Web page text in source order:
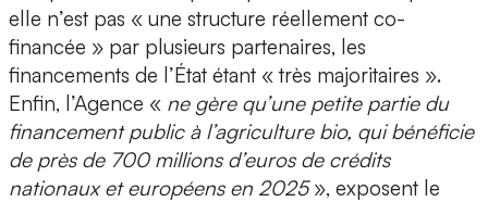
elle n’est pas « une structure réellement co-
financée » par plusieurs partenaires, les
financements de l’État étant « très majoritaires ».
Enfin, l’Agence « ne gère qu’une petite partie du
financement public à l’agriculture bio, qui bénéficie
de près de 700 millions d’euros de crédits
nationaux et européens en 2025», exposent le